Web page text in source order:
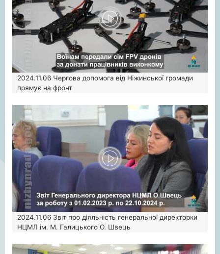
2024.11.06 Чергова допомога від Ніжинської громади
прямує на фронт
2024.11.06 Звіт про діяльність генеральної директорки
НЦМЛ ім. М. Галицького О. Швець